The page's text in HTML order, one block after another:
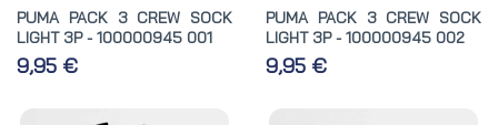
PUMA PACK 3 CREW SOCK
LIGHT 3P - 100000945 001
9,95 €
PUMA PACK 3 CREW SOCK
LIGHT 3P - 100000945 002
9,95 €